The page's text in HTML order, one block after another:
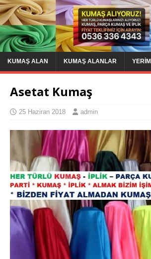
KUMAŞ ALAN KUMAŞ ALANLAR
Asetat Kumaş
25 Haziran 2018 admin